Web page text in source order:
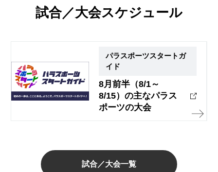
試合／大会スケジュール
パラスポーツスタートガ
イド
8月前半（8/1～
8/15）の主なパラス
ポーツの大会
試合／大会一覧